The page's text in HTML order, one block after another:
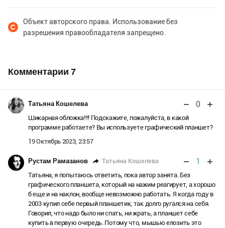
Объект авторского права. Использование без
разрешения правообладателя запрещено.
Комментарии 7
Татьяна Кошелева 0
Шикарная обложка!!!! Подскажите, пожалуйста, в какой
программе работаете? Вы используете графический планшет?
19 Октябрь 2023, 23:57
Рустам Рамазанов Татьяна Кошелева 1
Татьяна, я попытаюсь ответить, пока автор занята. Без
графического планшета, который на нажим реагирует, а хорошо
б еще и на наклон, вообще невозможно работать. Я когда году в
2003 купил себе первый планшетик, так долго ругался на себя.
Говорил, что надо было ни спать, ни жрать, а планшет себе
купить в первую очередь. Потому что, мышью елозить это